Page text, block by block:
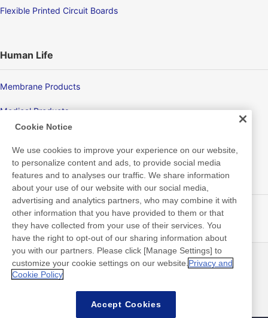
Flexible Printed Circuit Boards
Human Life
Membrane Products
Medical Products
New Products/Technologies
Flex Sensing
Electric Debonding Tape
뉴스
연락처
FAQ
Cookie Notice
We use cookies to improve your experience on our website,
to personalize content and ads, to provide social media
features and to analyses our traffic. We share information
about your use of our website with our social media,
advertising and analytics partners, who may combine it with
other information that you have provided to them or that
they have collected from your use of their services. You
have the right to opt-out of our sharing information about
you with our partners. Please click [Manage Settings] to
customize your cookie settings on our website. Privacy and
Cookie Policy
Accept Cookies